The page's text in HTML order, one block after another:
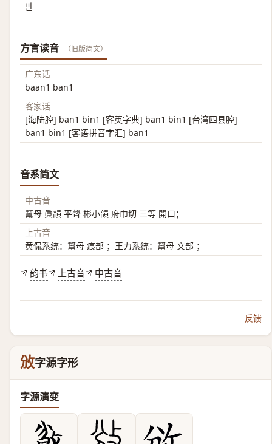
반
方言读音 （旧版简文）
广东话
baan1 ban1
客家话
[海陆腔] ban1 bin1 [客英字典] ban1 bin1 [台湾四县腔]
ban1 bin1 [客语拼音字汇] ban1
音系简文
中古音
幫母 眞韻 平聲 彬小韻 府巾切 三等 開口；
上古音
黄侃系统：幫母 痕部 ；王力系统：幫母 文部 ；
韵书 上古音 中古音
反馈
攽字源字形
字源演变